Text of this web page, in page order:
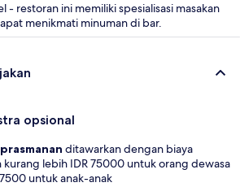
- restoran ini memiliki spesialisasi masakan
menikmati minuman di bar.
opsional
ditawarkan dengan biaya
kurang lebih IDR 75000 untuk orang dewasa
untuk anak-anak